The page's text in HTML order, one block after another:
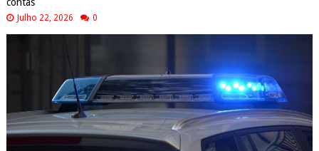
Julho 22, 2026 0